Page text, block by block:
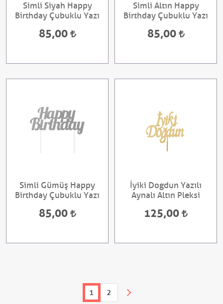
Simli Siyah Happy
Birthday Çubuklu Yazı
85,00
Simli Altın Happy
Birthday Çubuklu Yazı
85,00
Simli Gümüş Happy
Birthday Çubuklu Yazı
85,00
İyiki Dogdun Yazılı
Aynalı Altın Pleksi
125,00
1 2